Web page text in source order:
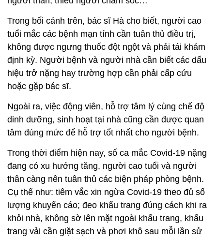
Trong bối cảnh trên, bác sĩ Hà cho biết, người cao
tuổi mắc các bệnh mạn tính cần tuân thủ điều trị,
không được ngưng thuốc đột ngột và phải tái khám
định kỳ. Người bệnh và người nhà cần biết các dấu
hiệu trở nặng hay trường hợp cần phải cấp cứu
hoặc gặp bác sĩ.
Ngoài ra, việc động viên, hỗ trợ tâm lý cùng chế độ
dinh dưỡng, sinh hoạt tại nhà cũng cần được quan
tâm đúng mức để hỗ trợ tốt nhất cho người bệnh.
Trong thời điểm hiện nay, số ca mắc Covid-19 nặng
đang có xu hướng tăng, người cao tuổi và người
thân càng nên tuân thủ các biện pháp phòng bệnh.
Cụ thể như: tiêm vắc xin ngừa Covid-19 theo đủ số
lượng khuyến cáo; đeo khẩu trang đúng cách khi ra
khỏi nhà, không sờ lên mặt ngoài khẩu trang, khẩu
trang vải cần giặt sạch và phơi khô sau mỗi lần sử